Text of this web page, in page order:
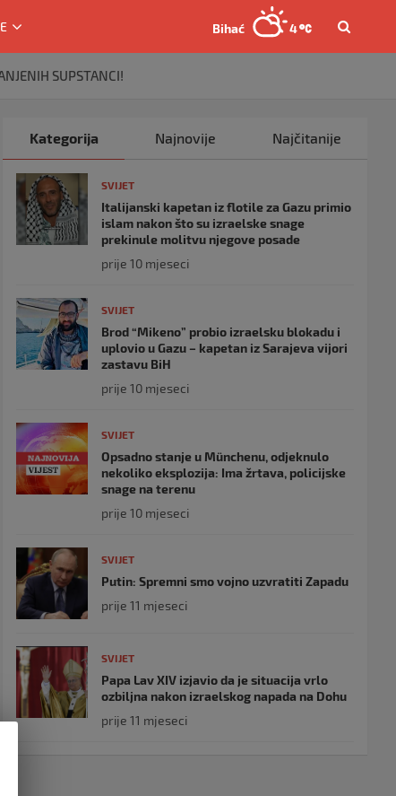
Bihać 4
SUPSTANCI!
Kategorija Najnovije Najčitanije
SVIJET
Italijanski kapetan iz flotile za Gazu primio
islam nakon što su izraelske snage
prekinule molitvu njegove posade
prije 10 mjeseci
SVIJET
Brod “Mikeno” probio izraelsku blokadu i
uplovio u Gazu – kapetan iz Sarajeva vijori
zastavu BiH
prije 10 mjeseci
SVIJET
Opsadno stanje u Münchenu, odjeknulo
nekoliko eksplozija: Ima žrtava, policijske
snage na terenu
prije 10 mjeseci
SVIJET
Putin: Spremni smo vojno uzvratiti Zapadu
prije 11 mjeseci
SVIJET
Papa Lav XIV izjavio da je situacija vrlo
ozbiljna nakon izraelskog napada na Dohu
prije 11 mjeseci